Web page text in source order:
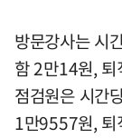
방문강사는 시
함 2만14원,
점검원은 시간
1만9557원, 퇴